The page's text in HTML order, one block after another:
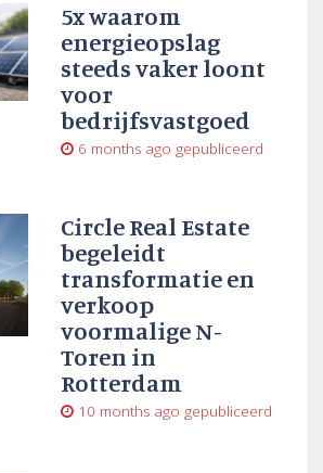
5x waarom
energieopslag
steeds vaker loont
voor
bedrijfsvastgoed
6 months ago gepubliceerd
Circle Real Estate
begeleidt
transformatie en
verkoop
voormalige N-
Toren in
Rotterdam
10 months ago gepubliceerd